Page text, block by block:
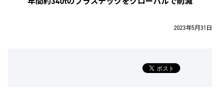
2023年5月31日